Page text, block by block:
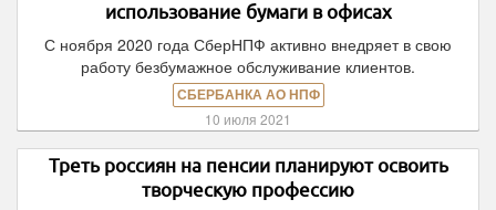
использование бумаги в офисах
С ноября 2020 года СберНПФ активно внедряет в свою
работу безбумажное обслуживание клиентов.
СБЕРБАНКА АО НПФ
10 июля 2021
Треть россиян на пенсии планируют освоить
творческую профессию